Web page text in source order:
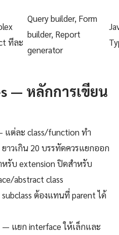
ทีละ
Query builder, Form
builder, Report
generator
— หลักการเขียน
แต่ละ class/function ทำ
าวเกิน 20 บรรทัดควรแยกออก
รับ extension ปิดสำหรับ
abstract class
ต้องแทนที่ parent ได้
— แยก interface ให้เล็กและ